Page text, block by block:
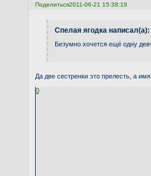
Поделиться2011-06-21 15:38:19
Спелая ягодка написал(а):
Безумно хочется ещё одну
Да две сестренки это прелесть, а
0